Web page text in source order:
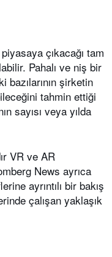
çıkacağı tam
Pahalı ve niş bir
bazılarının şirketin
tahmin ettiği
sayısı veya yılda
VR ve AR
News ayrıca
ayrıntılı bir bakış
çalışan yaklaşık